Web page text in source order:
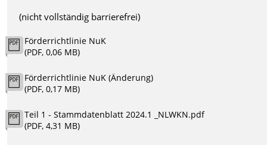
(nicht vollständig barrierefrei)
Förderrichtlinie NuK
(PDF, 0,06 MB)
Förderrichtlinie NuK (Änderung)
(PDF, 0,17 MB)
Teil 1 - Stammdatenblatt 2024.1 _NLWKN.pdf
(PDF, 4,31 MB)